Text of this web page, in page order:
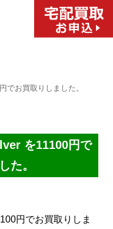
でお買取りしました。
を11100円で
た。
円でお買取りしま